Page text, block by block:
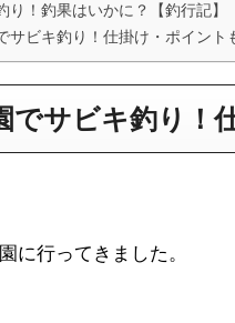
！釣果はいかに？【釣行記】
サビキ釣り！仕掛け・ポイント
でサビキ釣り！
に行ってきました。